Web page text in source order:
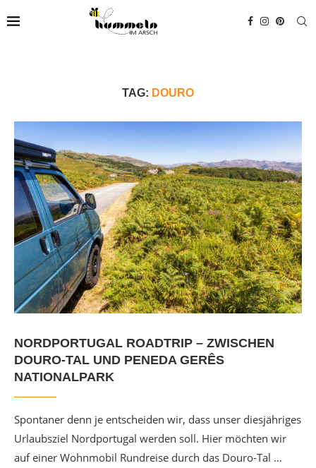
TAG: DOURO
NORDPORTUGAL ROADTRIP – ZWISCHEN
DOURO-TAL UND PENEDA GERÊS
NATIONALPARK
Spontaner denn je entscheiden wir, dass unser diesjähriges
Urlaubsziel Nordportugal werden soll. Hier möchten wir
auf einer Wohnmobil Rundreise durch das Douro-Tal …